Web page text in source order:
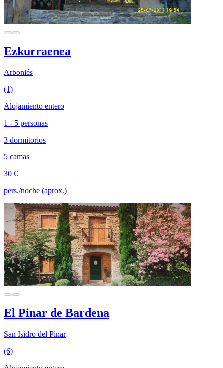
Ezkurraenea
Arboniés
(1)
Alojamiento entero
1 - 5 personas
3 dormitorios
5 camas
30 €
pers./noche (aprox.)
El Pinar de Bardena
San Isidro del Pinar
(6)